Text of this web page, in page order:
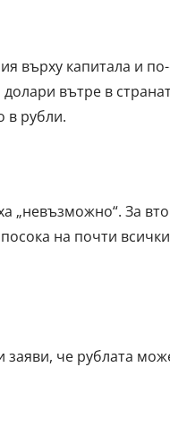
върху капитала и
вътре в
в рубли.
„невъзможно“. За
на почти
че рублата